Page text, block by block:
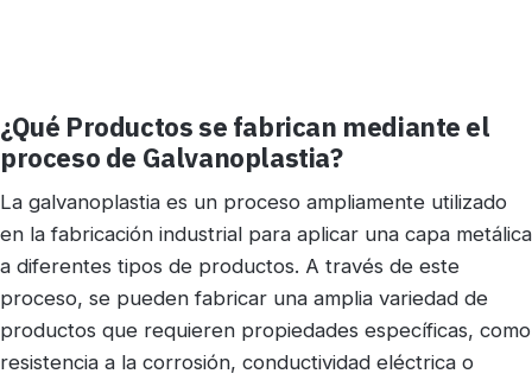
¿Qué Productos se fabrican mediante el
proceso de Galvanoplastia?
La galvanoplastia es un proceso ampliamente utilizado
en la fabricación industrial para aplicar una capa metálica
a diferentes tipos de productos. A través de este
proceso, se pueden fabricar una amplia variedad de
productos que requieren propiedades específicas, como
resistencia a la corrosión, conductividad eléctrica o